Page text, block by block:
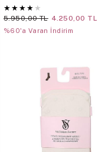
★ ★ ★ ★ ★
5.950,00 TL 4.250,00 TL
%60'a Varan İndirim